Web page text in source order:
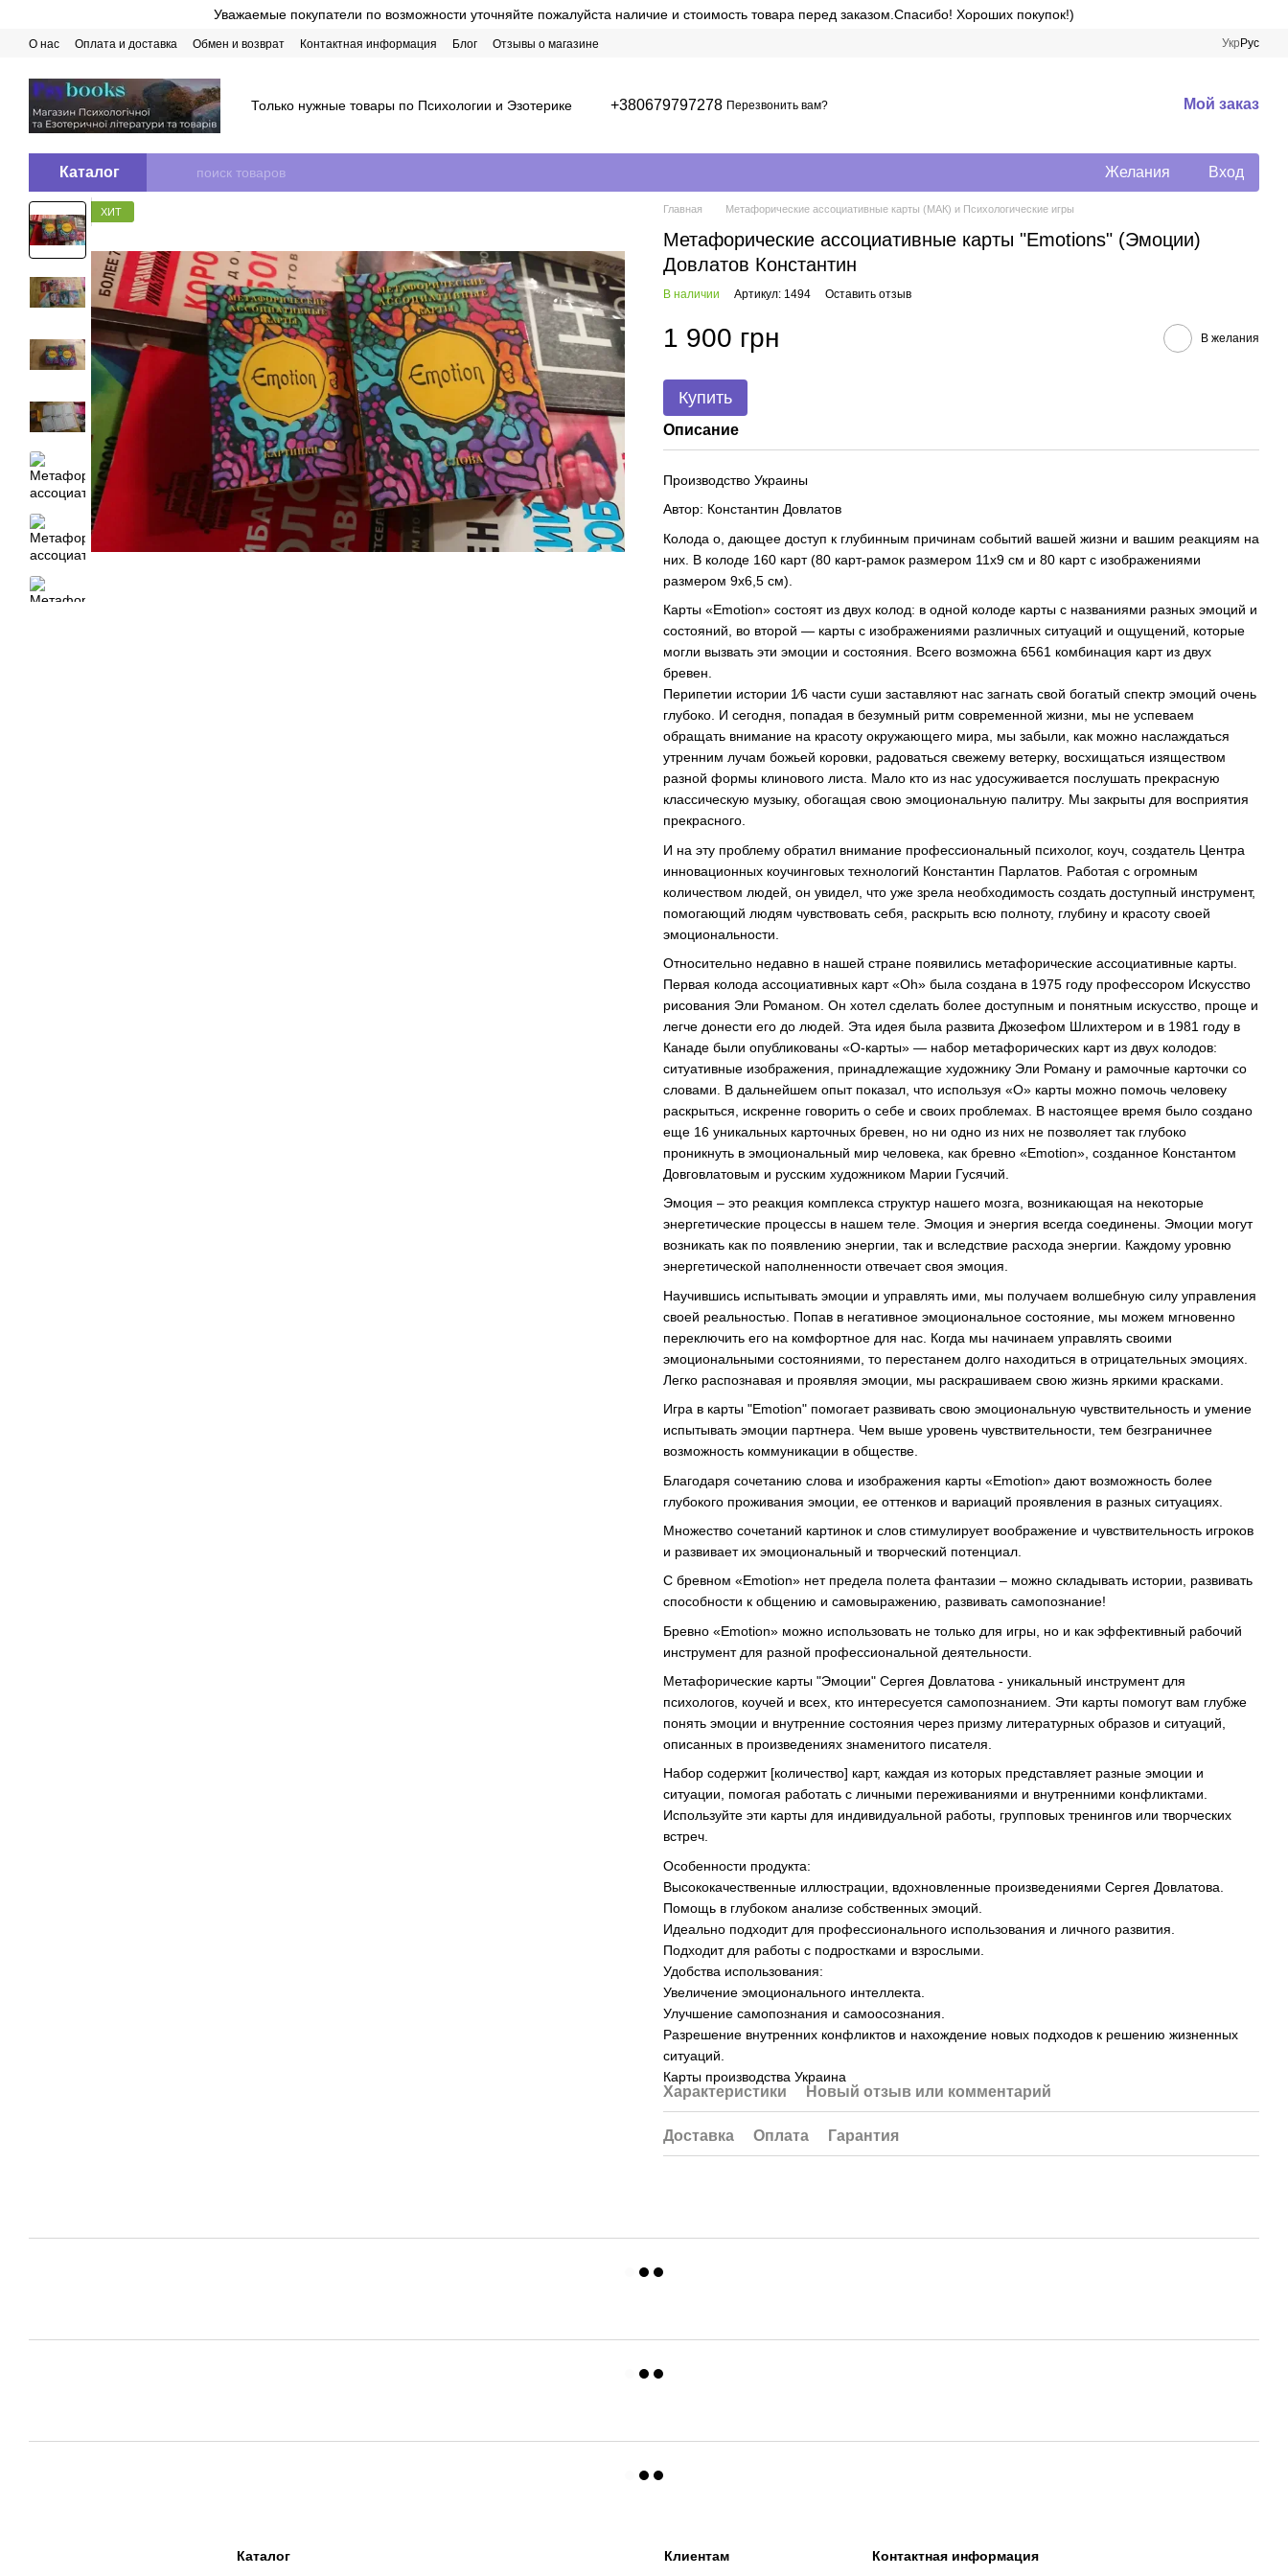
Уважаемые покупатели по возможности уточняйте пожалуйста наличие и стоимость товара перед заказом.Спасибо! Хороших покупок!)
О нас Оплата и доставка Обмен и возврат Контактная информация Блог Отзывы о магазине Укр Рус
Только нужные товары по Психологии и Эзотерике +380679797278 Перезвонить вам? Мой заказ
Каталог Желания Вход
ХИТ Главная Метафорические ассоциативные карты (МАК) и Психологические игры
Метафорические ассоциативные карты "Emotions" (Эмоции)
Довлатов Константин
В наличии Артикул: 1494 Оставить отзыв
1 900 грн В желания
Купить
Описание
Производство Украины
Автор: Константин Довлатов
Колода о, дающее доступ к глубинным причинам событий вашей жизни и вашим реакциям на
них. В колоде 160 карт (80 карт-рамок размером 11х9 см и 80 карт с изображениями
размером 9х6,5 см).
Карты «Emotion» состоят из двух колод: в одной колоде карты с названиями разных эмоций и
состояний, во второй — карты с изображениями различных ситуаций и ощущений, которые
могли вызвать эти эмоции и состояния. Всего возможна 6561 комбинация карт из двух
бревен.
Перипетии истории 1⁄6 части суши заставляют нас загнать свой богатый спектр эмоций очень
глубоко. И сегодня, попадая в безумный ритм современной жизни, мы не успеваем
обращать внимание на красоту окружающего мира, мы забыли, как можно наслаждаться
утренним лучам божьей коровки, радоваться свежему ветерку, восхищаться изяществом
разной формы клинового листа. Мало кто из нас удосуживается послушать прекрасную
классическую музыку, обогащая свою эмоциональную палитру. Мы закрыты для восприятия
прекрасного.
И на эту проблему обратил внимание профессиональный психолог, коуч, создатель Центра
инновационных коучинговых технологий Константин Парлатов. Работая с огромным
количеством людей, он увидел, что уже зрела необходимость создать доступный инструмент,
помогающий людям чувствовать себя, раскрыть всю полноту, глубину и красоту своей
эмоциональности.
Относительно недавно в нашей стране появились метафорические ассоциативные карты.
Первая колода ассоциативных карт «Оh» была создана в 1975 году профессором Искусство
рисования Эли Романом. Он хотел сделать более доступным и понятным искусство, проще и
легче донести его до людей. Эта идея была развита Джозефом Шлихтером и в 1981 году в
Канаде были опубликованы «О-карты» — набор метафорических карт из двух колодов:
ситуативные изображения, принадлежащие художнику Эли Роману и рамочные карточки со
словами. В дальнейшем опыт показал, что используя «О» карты можно помочь человеку
раскрыться, искренне говорить о себе и своих проблемах. В настоящее время было создано
еще 16 уникальных карточных бревен, но ни одно из них не позволяет так глубоко
проникнуть в эмоциональный мир человека, как бревно «Emotion», созданное Константом
Довговлатовым и русским художником Марии Гусячий.
Эмоция – это реакция комплекса структур нашего мозга, возникающая на некоторые
энергетические процессы в нашем теле. Эмоция и энергия всегда соединены. Эмоции могут
возникать как по появлению энергии, так и вследствие расхода энергии. Каждому уровню
энергетической наполненности отвечает своя эмоция.
Научившись испытывать эмоции и управлять ими, мы получаем волшебную силу управления
своей реальностью. Попав в негативное эмоциональное состояние, мы можем мгновенно
переключить его на комфортное для нас. Когда мы начинаем управлять своими
эмоциональными состояниями, то перестанем долго находиться в отрицательных эмоциях.
Легко распознавая и проявляя эмоции, мы раскрашиваем свою жизнь яркими красками.
Игра в карты "Emotion" помогает развивать свою эмоциональную чувствительность и умение
испытывать эмоции партнера. Чем выше уровень чувствительности, тем безграничнее
возможность коммуникации в обществе.
Благодаря сочетанию слова и изображения карты «Emotion» дают возможность более
глубокого проживания эмоции, ее оттенков и вариаций проявления в разных ситуациях.
Множество сочетаний картинок и слов стимулирует воображение и чувствительность игроков
и развивает их эмоциональный и творческий потенциал.
С бревном «Emotion» нет предела полета фантазии – можно складывать истории, развивать
способности к общению и самовыражению, развивать самопознание!
Бревно «Emotion» можно использовать не только для игры, но и как эффективный рабочий
инструмент для разной профессиональной деятельности.
Метафорические карты "Эмоции" Сергея Довлатова - уникальный инструмент для
психологов, коучей и всех, кто интересуется самопознанием. Эти карты помогут вам глубже
понять эмоции и внутренние состояния через призму литературных образов и ситуаций,
описанных в произведениях знаменитого писателя.
Набор содержит [количество] карт, каждая из которых представляет разные эмоции и
ситуации, помогая работать с личными переживаниями и внутренними конфликтами.
Используйте эти карты для индивидуальной работы, групповых тренингов или творческих
встреч.
Особенности продукта:
Высококачественные иллюстрации, вдохновленные произведениями Сергея Довлатова.
Помощь в глубоком анализе собственных эмоций.
Идеально подходит для профессионального использования и личного развития.
Подходит для работы с подростками и взрослыми.
Удобства использования:
Увеличение эмоционального интеллекта.
Улучшение самопознания и самоосознания.
Разрешение внутренних конфликтов и нахождение новых подходов к решению жизненных
ситуаций.
Карты производства Украина
Характеристики Новый отзыв или комментарий
Доставка Оплата Гарантия
Каталог Клиентам Контактная информация